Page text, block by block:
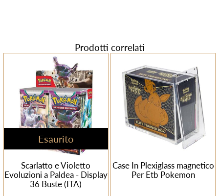
Prodotti correlati
Esaurito
Scarlatto e Violetto
Evoluzioni a Paldea - Display
36 Buste (ITA)
Case In Plexiglass magnetico
Per Etb Pokemon